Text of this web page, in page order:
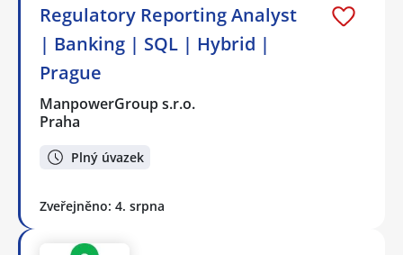
Regulatory Reporting Analyst
| Banking | SQL | Hybrid |
Prague
ManpowerGroup s.r.o.
Praha
Plný úvazek
Zveřejněno: 4. srpna